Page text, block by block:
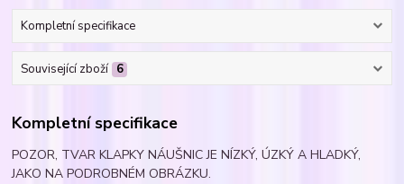
Kompletní specifikace
Související zboží 6
Kompletní specifikace
POZOR, TVAR KLAPKY NÁUŠNIC JE NÍZKÝ, ÚZKÝ A HLADKÝ,
JAKO NA PODROBNÉM OBRÁZKU.